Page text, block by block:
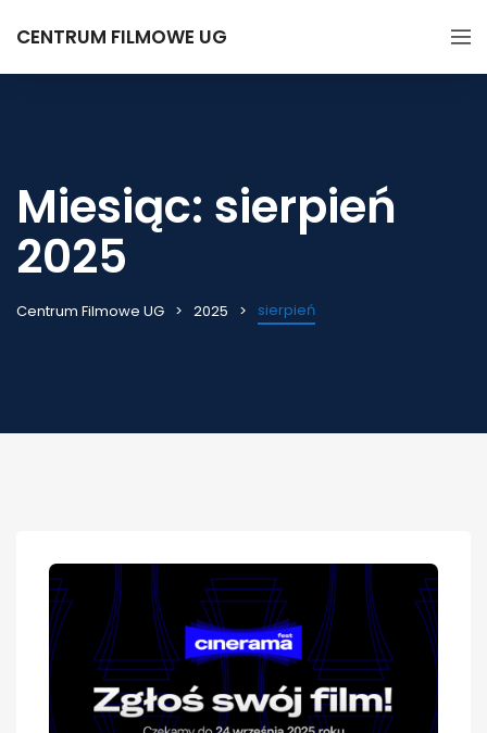
CENTRUM FILMOWE UG
Miesiąc: sierpień
2025
Centrum Filmowe UG 2025 sierpień